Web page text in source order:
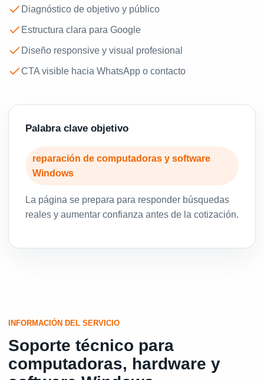
Diagnóstico de objetivo y público
Estructura clara para Google
Diseño responsive y visual profesional
CTA visible hacia WhatsApp o contacto
Palabra clave objetivo
reparación de computadoras y software
Windows
La página se prepara para responder búsquedas
reales y aumentar confianza antes de la cotización.
INFORMACIÓN DEL SERVICIO
Soporte técnico para
computadoras, hardware y